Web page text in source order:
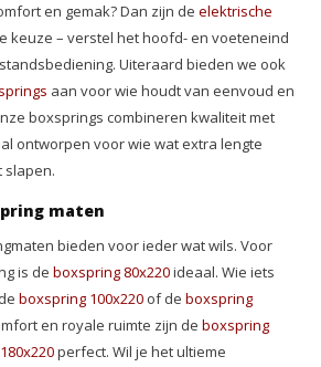
en gemak? Dan zijn deelektrische
keuze – verstel het hoofd- en voeteneind
Uiteraard bieden we ook
aan voor wie houdt van eenvoud en
boxsprings combineren kwaliteit met
ontworpen voor wie wat extra lengte
slapen.
maten
bieden voor ieder wat wils. Voor
is deboxspring 80x220ideaal. Wie iets
boxspring 100x220 of deboxspring
en royale ruimte zijn deboxspring
perfect. Wil je het ultieme